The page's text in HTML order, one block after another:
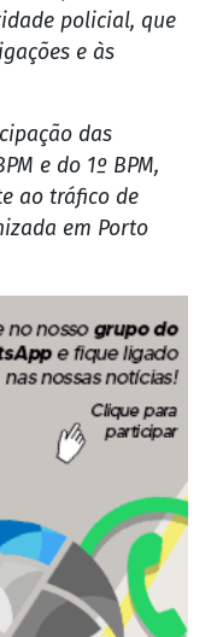
policial, que
e às
das
e do 1º BPM,
ao tráfico de
em Porto